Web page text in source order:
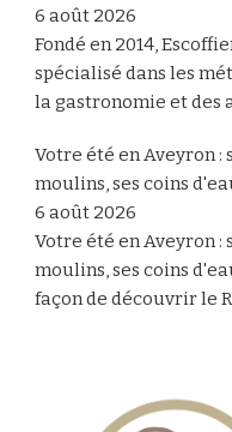
6 août 2026
Fondé en 2014,
spécialisé dans les
la gastronomie et des
Votre été en Aveyron :
moulins, ses coins
6 août 2026
Votre été en Aveyron :
moulins, ses coins
façon de découvrir le